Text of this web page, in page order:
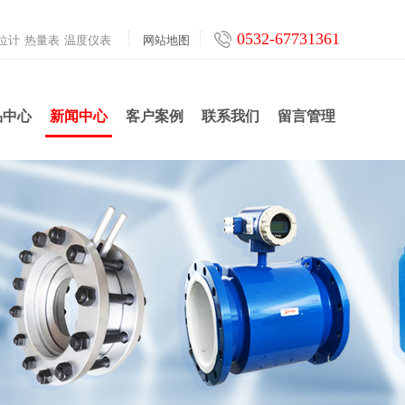
计 热量表 温度仪表 网站地图 0532-67731361
心 新闻中心 客户案例 联系我们 留言管理